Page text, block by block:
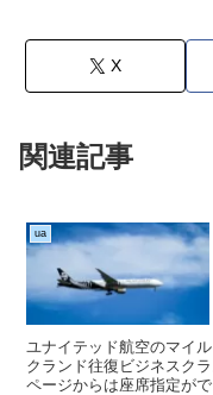
X
関連記事
ua
ユナイテッド航空のマイ
クランド往復ビジネスク
ページからは座席指定が